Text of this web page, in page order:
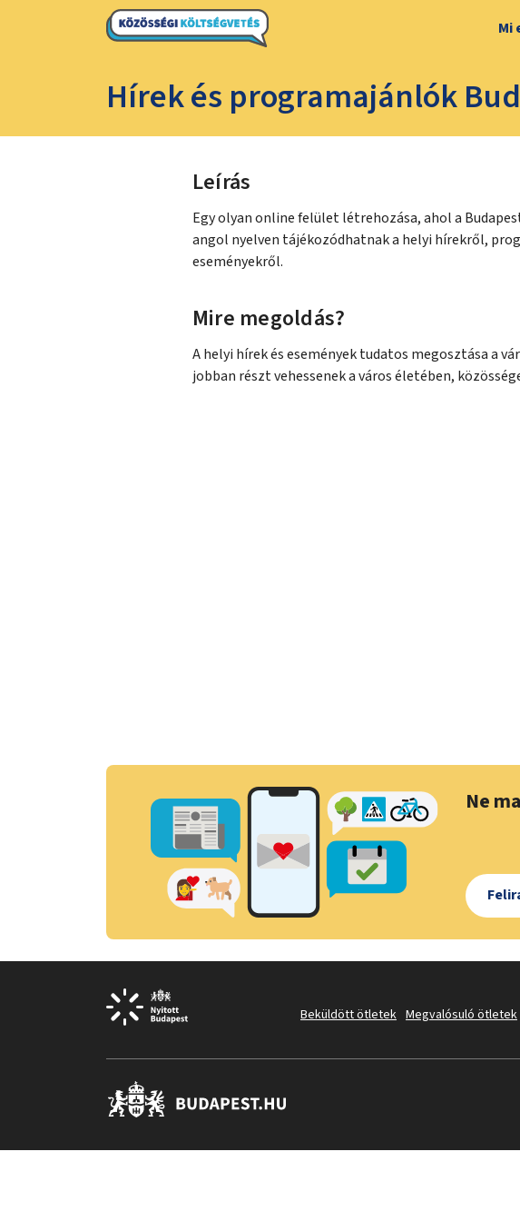
Mi
Hírek és programajánlók
Leírás
Egy olyan online felület létrehozása, ahol a
angol nyelven tájékozódhatnak a helyi hírekről,
eseményekről.
Mire megoldás?
A helyi hírek és események tudatos megosztása a
jobban részt vehessenek a város életében,
Ne
Beküldött ötletek Megvalósuló ötletek